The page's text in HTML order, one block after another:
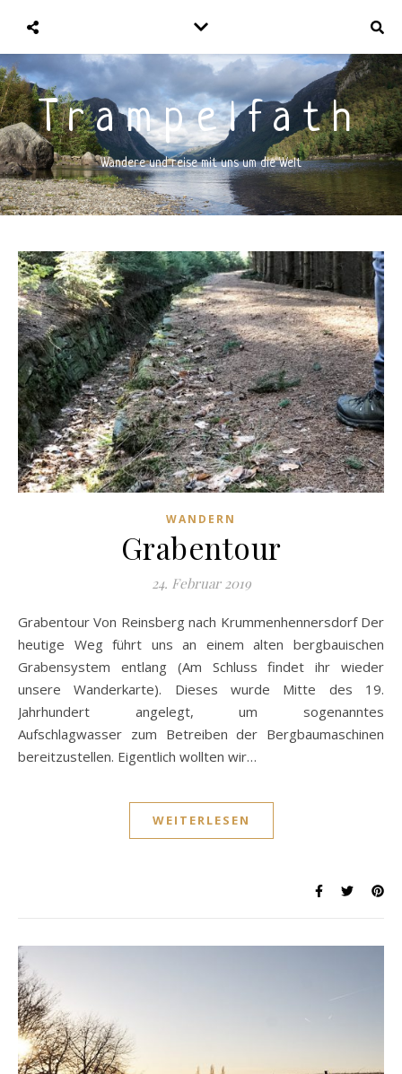
Trampelfath
Wandere und reise mit uns um die Welt
WANDERN
Grabentour
24. Februar 2019
Grabentour Von Reinsberg nach Krummenhennersdorf Der
heutige Weg führt uns an einem alten bergbauischen
Grabensystem entlang (Am Schluss findet ihr wieder
unsere Wanderkarte). Dieses wurde Mitte des 19.
Jahrhundert angelegt, um sogenanntes
Aufschlagwasser zum Betreiben der Bergbaumaschinen
bereitzustellen. Eigentlich wollten wir…
WEITERLESEN